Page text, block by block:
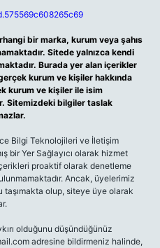
bir marka, kurum veya şahıs
Sitede yalnızca kendi
Burada yer alan içerikler
kurum ve kişiler hakkında
kurum ve kişiler ile isim
Sitemizdeki bilgiler taslak
Bilgi Teknolojileri ve İletişim
bir Yer Sağlayıcı olarak hizmet
proaktif olarak denetleme
Ancak, üyelerimiz
taşımakta olup, siteye üye olarak
olduğunu düşündüğünüz
adresine bildirmeniz halinde,